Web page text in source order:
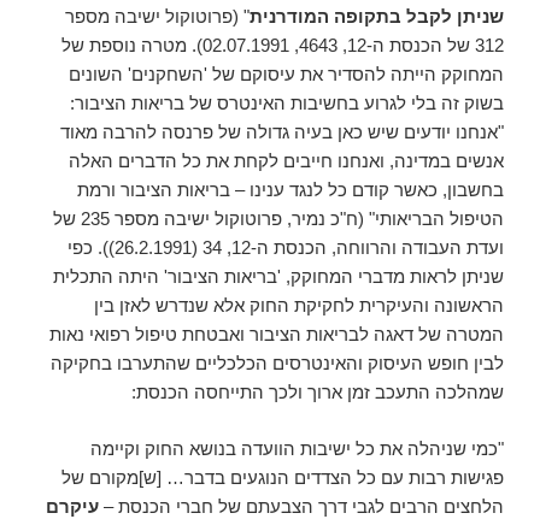
שניתן לקבל בתקופה המודרנית" (פרוטוקול ישיבה מספר
312 של הכנסת ה-12, 4643, 02.07.1991). מטרה נוספת של
המחוקק הייתה להסדיר את עיסוקם של 'השחקנים' השונים
בשוק זה בלי לגרוע בחשיבות האינטרס של בריאות הציבור:
"אנחנו יודעים שיש כאן בעיה גדולה של פרנסה להרבה מאוד
אנשים במדינה, ואנחנו חייבים לקחת את כל הדברים האלה
בחשבון, כאשר קודם כל לנגד ענינו – בריאות הציבור ורמת
הטיפול הבריאותי" (ח"כ נמיר, פרוטוקול ישיבה מספר 235 של
ועדת העבודה והרווחה, הכנסת ה-12, 34 (26.2.1991)). כפי
שניתן לראות מדברי המחוקק, 'בריאות הציבור' היתה התכלית
הראשונה והעיקרית לחקיקת החוק אלא שנדרש לאזן בין
המטרה של דאגה לבריאות הציבור ואבטחת טיפול רפואי נאות
לבין חופש העיסוק והאינטרסים הכלכליים שהתערבו בחקיקה
שמהלכה התעכב זמן ארוך ולכך התייחסה הכנסת:
"כמי שניהלה את כל ישיבות הוועדה בנושא החוק וקיימה
פגישות רבות עם כל הצדדים הנוגעים בדבר… [ש]מקורם של
הלחצים הרבים לגבי דרך הצבעתם של חברי הכנסת – עיקרם